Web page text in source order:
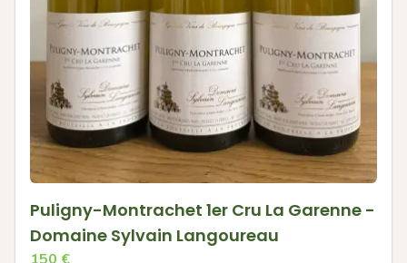
Puligny-Montrachet 1er Cru La Garenne -
Domaine Sylvain Langoureau
150 €